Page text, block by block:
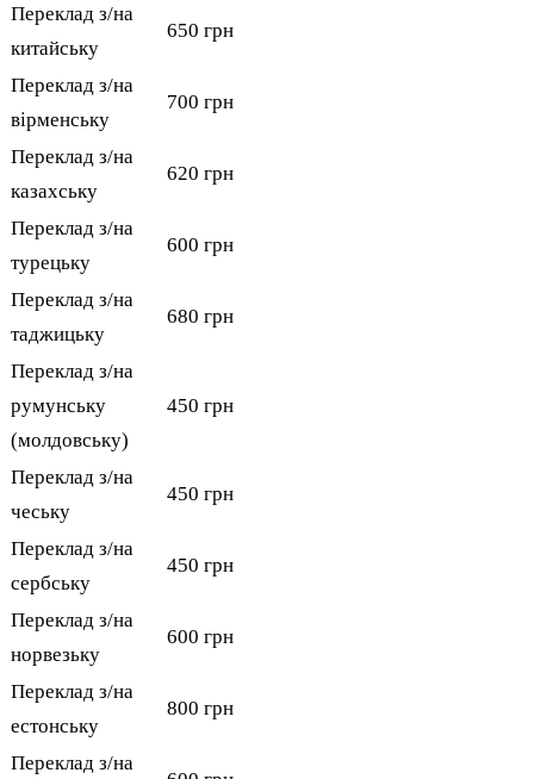
Переклад з/на
китайську
650 грн
Переклад з/на
вірменську
700 грн
Переклад з/на
казахську
620 грн
Переклад з/на
турецьку
600 грн
Переклад з/на
таджицьку
680 грн
Переклад з/на
румунську
(молдовську)
450 грн
Переклад з/на
чеську
450 грн
Переклад з/на
сербську
450 грн
Переклад з/на
норвезьку
600 грн
Переклад з/на
естонську
800 грн
Переклад з/на